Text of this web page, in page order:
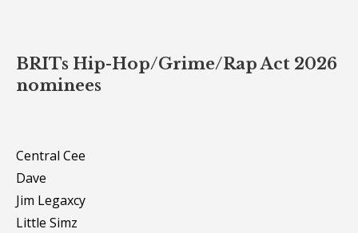
BRITs Hip-Hop/Grime/Rap Act 2026
nominees
Central Cee
Dave
Jim Legaxcy
Little Simz